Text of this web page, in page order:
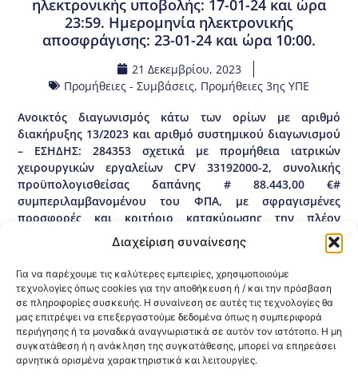
Διαχείριση συναίνεσης
Για να παρέχουμε τις καλύτερες εμπειρίες, χρησιμοποιούμε
τεχνολογίες όπως cookies για την αποθήκευση ή / και την πρόσβαση
σε πληροφορίες συσκευής. Η συναίνεση σε αυτές τις τεχνολογίες θα
μας επιτρέψει να επεξεργαστούμε δεδομένα όπως η συμπεριφορά
περιήγησης ή τα μοναδικά αναγνωριστικά σε αυτόν τον ιστότοπο. Η μη
συγκατάθεση ή η ανάκληση της συγκατάθεσης, μπορεί να επηρεάσει
αρνητικά ορισμένα χαρακτηριστικά και λειτουργίες.
ηλεκτρονικής υποβολής: 17-01-24 και ώρα
23:59. Ημερομηνία ηλεκτρονικής
αποσφράγισης: 23-01-24 και ώρα 10:00.
21 Δεκεμβρίου, 2023
Προμήθειες - Συμβάσεις, Προμήθειες 3ης ΥΠΕ
Ανοικτός διαγωνισμός κάτω των ορίων με αριθμό
διακήρυξης 13/2023 και αριθμό συστημικού διαγωνισμού
– ΕΣΗΔΗΣ: 284353 σχετικά με προμήθεια ιατρικών
χειρουργικών εργαλείων CPV 33192000-2, συνολικής
προϋπολογισθείσας δαπάνης # 88.443,00 €#
συμπεριλαμβανομένου του ΦΠΑ, με σφραγισμένες
προσφορές και κριτήριο κατακύρωσης την πλέον
συμφέρουσα από οικονομική άποψη προσφορά
αποκλειστικά βάσει τιμής για την κάλυψη των αναγκών
των Φορέων ΠΦΥ αρμοδιότητας της 3ης ΥΠΕ
(Μακεδονίας). Καταληκτική ημερομηνία ηλεκτρονικής
υποβολής: 17-01-24 και ώρα 23:59. Ημερομηνία
ηλεκτρονικής αποσφράγισης: 23-01-24 και ώρα 10:00.
ΤΕΥΔ.13.2023